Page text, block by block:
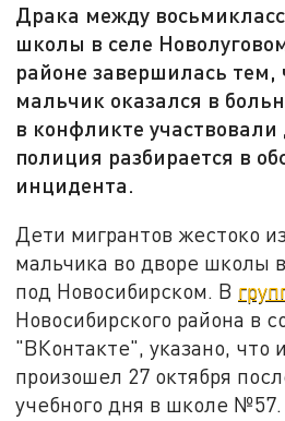
Драка между
школы в селе
районе завершилась тем,
мальчик оказался в
в конфликте
полиция разбирается в
инцидента.
Дети мигрантов жестоко
мальчика во дворе школы
под Новосибирском. В
Новосибирского района в
"ВКонтакте", указано, что
произошел 27 октября
учебного дня в школе №57.